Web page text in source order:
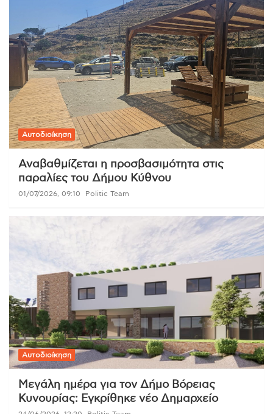
Αυτοδιοίκηση
Αναβαθμίζεται η προσβασιμότητα στις
παραλίες του Δήμου Κύθνου
01/07/2026, 09:10 Politic Team
Αυτοδιοίκηση
Μεγάλη ημέρα για τον Δήμο Βόρειας
Κυνουρίας: Εγκρίθηκε νέο Δημαρχείο